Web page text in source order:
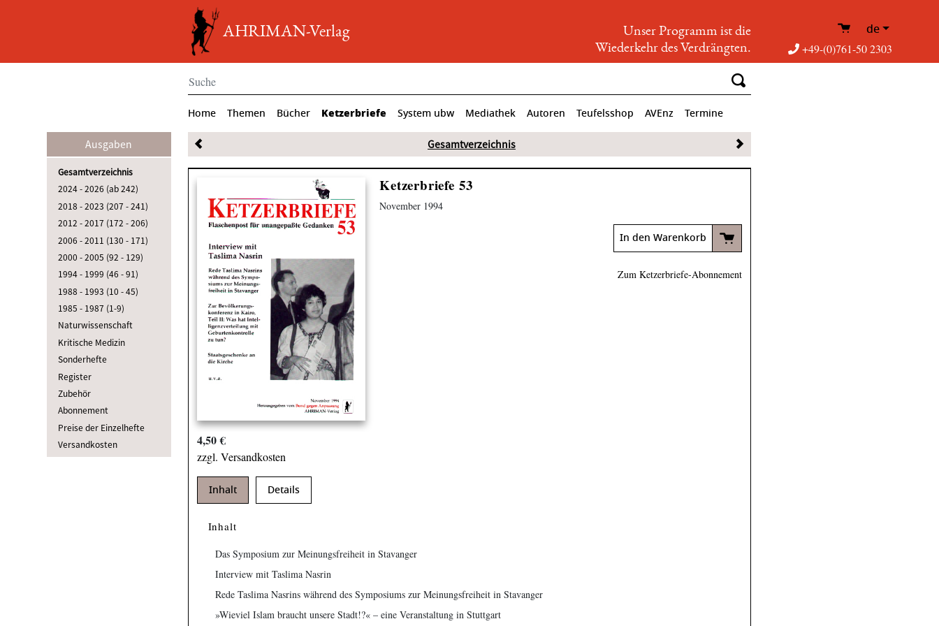
AHRIMAN-Verlag
Unser Programm ist die
Wiederkehr des Verdrängten.
de
+49-(0)761-50 2303
Home Themen Bücher Ketzerbriefe System ubw Mediathek Autoren Teufelsshop AVEnz Termine
Ausgaben
Gesamtverzeichnis
2024 - 2026 (ab 242)
2018 - 2023 (207 - 241)
2012 - 2017 (172 - 206)
2006 - 2011 (130 - 171)
2000 - 2005 (92 - 129)
1994 - 1999 (46 - 91)
1988 - 1993 (10 - 45)
1985 - 1987 (1-9)
Naturwissenschaft
Kritische Medizin
Sonderhefte
Register
Zubehör
Abonnement
Preise der Einzelhefte
Versandkosten
Gesamtverzeichnis
4,50 €
zzgl. Versandkosten
Ketzerbriefe 53
November 1994
In den Warenkorb
Zum Ketzerbriefe-Abonnement
Inhalt Details
Inhalt
Das Symposium zur Meinungsfreiheit in Stavanger
Interview mit Taslima Nasrin
Rede Taslima Nasrins während des Symposiums zur Meinungsfreiheit in Stavanger
»Wieviel Islam braucht unsere Stadt!?« – eine Veranstaltung in Stuttgart